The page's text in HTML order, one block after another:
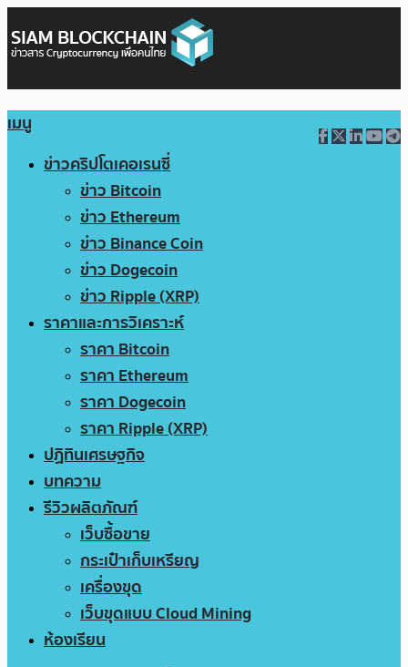
เมนู
ข่าวคริปโตเคอเรนซี่
ข่าว Bitcoin
ข่าว Ethereum
ข่าว Binance Coin
ข่าว Dogecoin
ข่าว Ripple (XRP)
ราคาและการวิเคราะห์
ราคา Bitcoin
ราคา Ethereum
ราคา Dogecoin
ราคา Ripple (XRP)
ปฏิทินเศรษฐกิจ
บทความ
รีวิวผลิตภัณฑ์
เว็บซื้อขาย
กระเป๋าเก็บเหรียญ
เครื่องขุด
เว็บขุดแบบ Cloud Mining
ห้องเรียน